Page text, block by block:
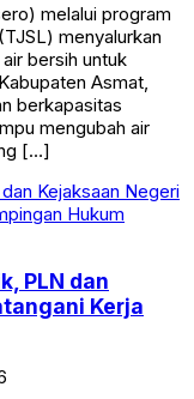
melalui program
menyalurkan
bersih untuk
Asmat,
berkapasitas
mengubah air
[…]
PLN dan
Kerja